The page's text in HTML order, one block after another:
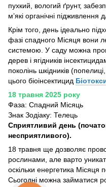
пухкий, вологий ґрунт,
м’які органічні підживлення
Крім того, день ідеально
фазі спадного Місяця вони
системою. У саду можна
дерев і ягідників
поколінь шкідників
цього біоінсектицид
18 травня 2025 року
Фаза: Спадний Місяць
Знак Зодіаку: Телець
Сприятливий день
несприятливого).
18 травня ще дозволяє
рослинами, але варто
оскільки енергетика Місяця
Сьогодні можна займатися